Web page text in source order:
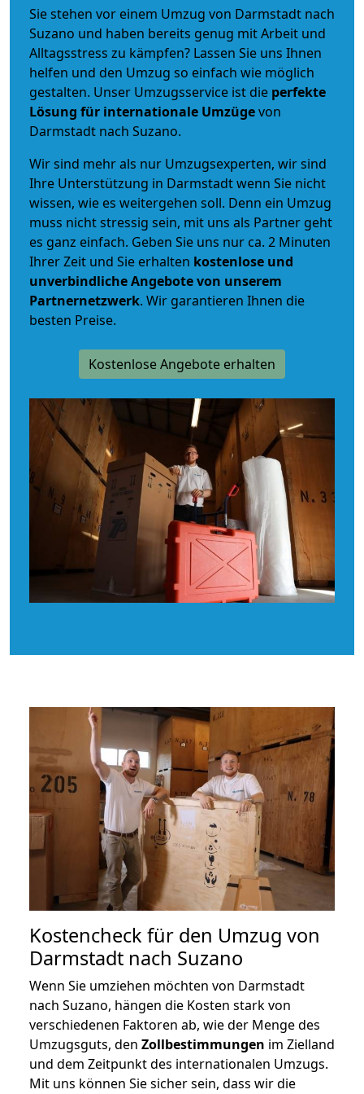
Sie stehen vor einem Umzug von Darmstadt nach
Suzano und haben bereits genug mit Arbeit und
Alltagsstress zu kämpfen? Lassen Sie uns Ihnen
helfen und den Umzug so einfach wie möglich
gestalten. Unser Umzugsservice ist die perfekte
Lösung für internationale Umzügevon
Darmstadt nach Suzano.
Wir sind mehr als nur Umzugsexperten, wir sind
Ihre Unterstützung in Darmstadt wenn Sie nicht
wissen, wie es weitergehen soll. Denn ein Umzug
muss nicht stressig sein, mit uns als Partner geht
es ganz einfach. Geben Sie uns nur ca. 2 Minuten
Ihrer Zeit und Sie erhalten kostenlose und
unverbindlicheAngebote von unserem
Partnernetzwerk. Wir garantieren Ihnen die
besten Preise.
Kostenlose Angebote erhalten
Kostencheck für den Umzug von
Darmstadt nach Suzano
Wenn Sie umziehen möchten von Darmstadt
nach Suzano, hängen die Kosten stark von
verschiedenen Faktoren ab, wie der Menge des
Umzugsguts, den Zollbestimmungen im Zielland
und dem Zeitpunkt des internationalen Umzugs.
Mit uns können Sie sicher sein, dass wir die